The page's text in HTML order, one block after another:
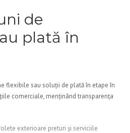
de
plată în
flexibile sau soluții de plată în etape în
comerciale, menținând transparența
exterioare preturi și serviciile